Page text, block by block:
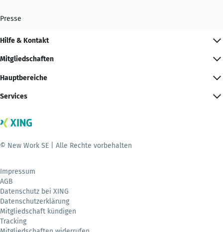
Presse
Hilfe & Kontakt
Mitgliedschaften
Hauptbereiche
Services
© New Work SE | Alle Rechte vorbehalten
Impressum
AGB
Datenschutz bei XING
Datenschutzerklärung
Mitgliedschaft kündigen
Tracking